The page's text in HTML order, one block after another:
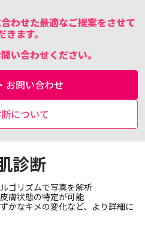
わせた最適なご提案をさせて
きます。
い合わせください。
お問い合わせ
について
診断
ゴリズムで写真を解析
膚状態の特定が可能
かなキメの変化など、より詳細に